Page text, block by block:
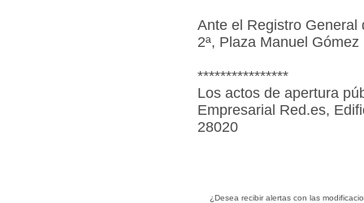
Ante el Registro General
2ª, Plaza Manuel
****************
Los actos de apertura
Empresarial Red.es,
28020
¿Desea recibir alertas con las